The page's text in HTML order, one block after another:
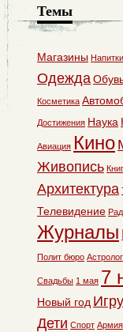
Темы
Магазины Напитки
Одежда
Косметика
Достижения Наука
Авиация Кино
Живопись
Архитектура
Телевидение
Журналы
Полит бюро
Свадьбы 1 мая 7
Новый год
Дети Спорт Армия